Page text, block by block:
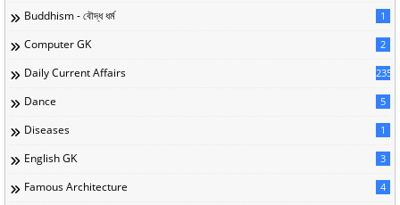
Buddhism - বৌদ্ধ ধর্ম 1
Computer GK 2
Daily Current Affairs 235
Dance 5
Diseases 1
English GK 3
Famous Architecture 4